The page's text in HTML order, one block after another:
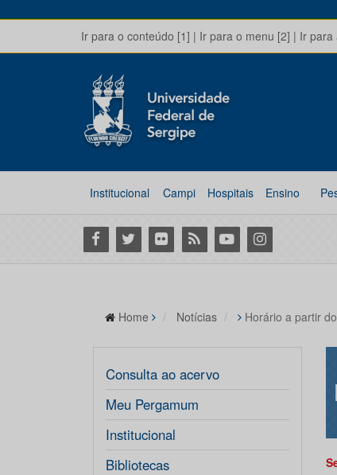
Ir para o conteúdo [1] | Ir para o menu [2] | Ir para
Institucional Campi Hospitais Ensino
Facebook
Twitter Flickr RSS YoutubeInstagram
Home Notícias Horário a partir
Consulta ao acervo
Meu Pergamum
Institucional
Bibliotecas